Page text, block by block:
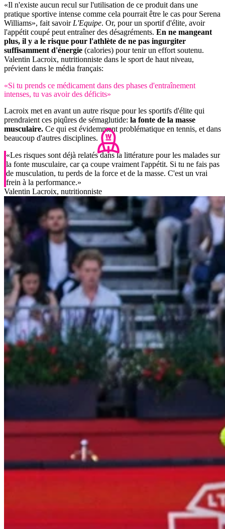
«Il n'existe aucun recul sur l'utilisation de ce produit dans une
pratique sportive intense comme cela pourrait être le cas pour Serena
Williams», fait savoir L'Equipe. Or, pour un sportif d'élite, avoir
l'appétit coupé peut entraîner des désagréments. En ne mangeant
plus, il y a le risque pour l'athlète de ne pas ingurgiter
suffisamment d'énergie (calories) pour tenir un effort soutenu.
Valentin Lacroix, nutritionniste dans le sport de haut niveau,
prévient dans le média français:
«Si tu prends ce médicament dans des phases d'entraînement
intenses, tu vas avoir des déficits»
Lacroix met en avant un autre risque pour les sportifs d'élite qui
prendraient ces piqûres de sémaglutide: la fonte de la masse
musculaire. Ce qui est évidemment problématique en tennis, et dans
beaucoup d'autres disciplines.
«Les risques sont déjà relatés dans la littérature pour les malades sur
la fonte musculaire, car ça coupe vraiment l'appétit. Si tu ne fais pas
de musculation, tu perds de la force et de la masse. C'est un vrai
frein à la performance.»
Valentin Lacroix, nutritionniste